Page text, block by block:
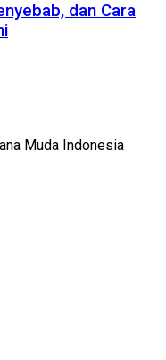
dan Cara
Muda Indonesia